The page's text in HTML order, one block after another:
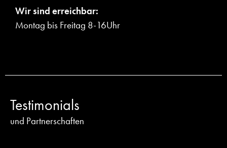
Wir sind erreichbar:
Montag bis Freitag 8-16Uhr
Testimonials
und Partnerschaften